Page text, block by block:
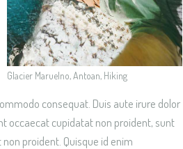
Glacier Maruelno, Antoan, Hiking
consequat. Duis aute irure dolor
occaecat cupidatat non proident, sunt
proident. Quisque id enim